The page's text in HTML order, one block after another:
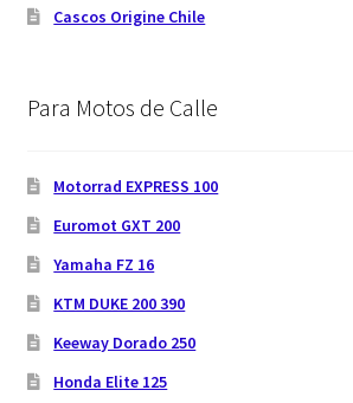
Cascos Origine Chile
Para Motos de Calle
Motorrad EXPRESS 100
Euromot GXT 200
Yamaha FZ 16
KTM DUKE 200 390
Keeway Dorado 250
Honda Elite 125